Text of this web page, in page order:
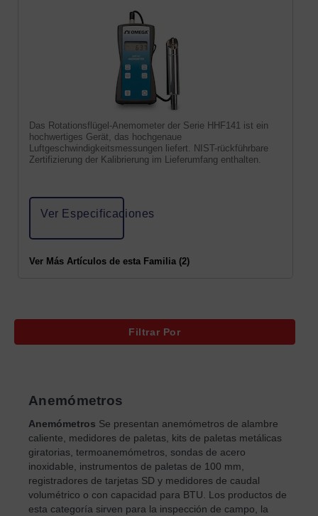
Das Rotationsflügel-Anemometer der Serie HHF141 ist ein
hochwertiges Gerät, das hochgenaue
Luftgeschwindigkeitsmessungen liefert. NIST-rückführbare
Zertifizierung der Kalibrierung im Lieferumfang enthalten.
Ver Especificaciones
Ver Más Artículos de esta Familia (2)
Filtrar Por
Anemómetros
Anemómetros Se presentan anemómetros de alambre
caliente, medidores de paletas, kits de paletas metálicas
giratorias, termoanemómetros, sondas de acero
inoxidable, instrumentos de paletas de 100 mm,
registradores de tarjetas SD y medidores de caudal
volumétrico o con capacidad para BTU. Los productos de
esta categoría sirven para la inspección de campo, la